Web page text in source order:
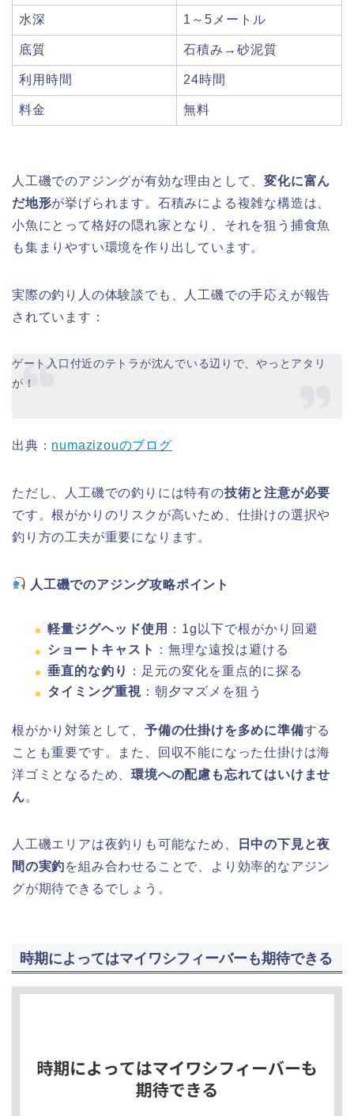
水深 1～5メートル
底質 石積み→砂泥質
利用時間 24時間
料金 無料
人工磯でのアジングが有効な理由として、変化に富ん
だ地形が挙げられます。石積みによる複雑な構造は、
小魚にとって格好の隠れ家となり、それを狙う捕食魚
も集まりやすい環境を作り出しています。
実際の釣り人の体験談でも、人工磯での手応えが報告
されています：
ゲート入口付近のテトラが沈んでいる辺りで、やっとアタリ
が！
出典： numazizouのブログ
ただし、人工磯での釣りには特有の技術と注意が必要
です。根がかりのリスクが高いため、仕掛けの選択や
釣り方の工夫が重要になります。
人工磯でのアジング攻略ポイント
軽量ジグヘッド使用
：1g以下で根がかり回避
ショートキャスト
：無理な遠投は避ける
垂直的な釣り
：足元の変化を重点的に探る
タイミング重視 ：朝夕マズメを狙う
根がかり対策として、 予備の仕掛けを多めに準備する
ことも重要です。また、回収不能になった仕掛けは海
洋ゴミとなるため、環境への配慮も忘れてはいけませ
ん。
人工磯エリアは夜釣りも可能なため、
日中の下見と夜
間の実釣を組み合わせることで、より効率的なアジン
グが期待できるでしょう。
時期によってはマイワシフィーバーも期待できる